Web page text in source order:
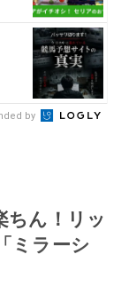
by
ちん！リッ
ミラーシ